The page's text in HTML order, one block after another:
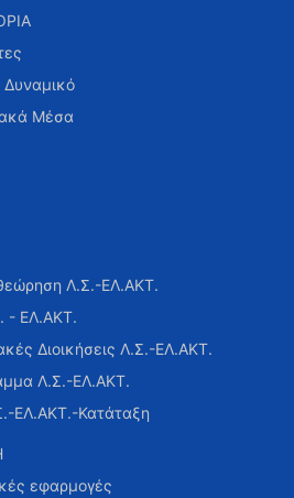
Δυναμικό
Μέσα
Λ.Σ.-ΕΛ.ΑΚΤ.
- ΕΛ.ΑΚΤ.
Διοικήσεις Λ.Σ.-ΕΛ.ΑΚΤ.
Λ.Σ.-ΕΛ.ΑΚΤ.
ΕΛ.ΑΚΤ.-Κατάταξη
εφαρμογές